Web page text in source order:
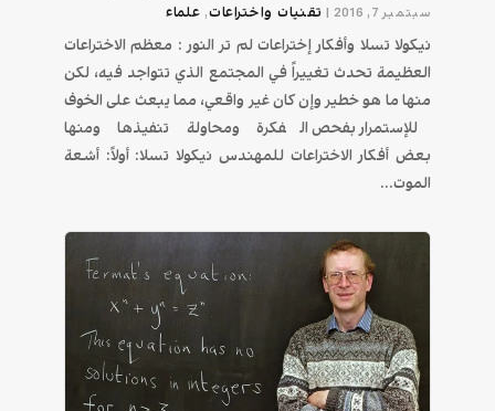
سبتمبر 7, 2016 | تقنیات واختراعات, علماء
نيكولا تسلا وأفكار إختراعات لم تر النور : معظم الاختراعات
العظيمة تحدث تغييراً في المجتمع الذي تتواجد فيه، لكن
منها ما هو خطير وإن كان غير واقعي، مما يبعث على الخوف
للإستمرار بفحص الفكرة ومحاولة تنفيذها ومنها
بعض أفكار الاختراعات للمهندس نيكولا تسلا: أولاً: أشعة
الموت...